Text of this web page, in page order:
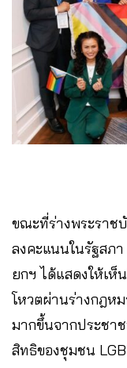
ขณะที่ร่างพระราช
ลงคะแนนในรัฐสภ
ยกฯ ได้แสดงให้เห็
โหวตผ่านร่างกฎห
มากขึ้นจากประชา
สิทธิของชุมชน